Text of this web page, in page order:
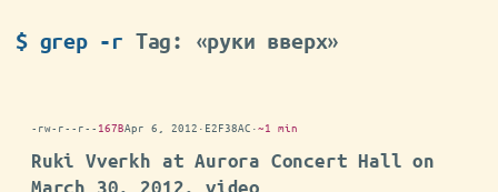
$ grep -r Tag: «руки вверх»
-rw-r--r-- 167BApr 6, 2012 · E2F38AC ·~1 min
Ruki Vverkh at Aurora Concert Hall on
March 30, 2012, video